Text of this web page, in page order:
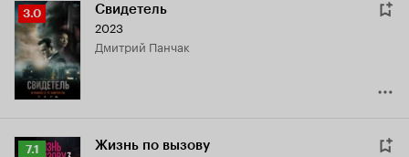
Рейтинг
Кинопоиска
3.0
3.0 Свидетель
2023
Дмитрий Панчак
Рейтинг
7.1 Жизнь по вызову